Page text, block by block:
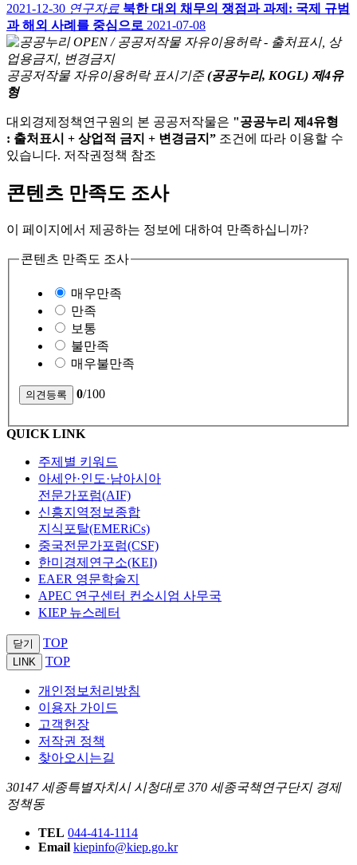
2021-12-30 연구자료 북한 대외 채무의 쟁점과 과제: 국제 규범
과 해외 사례를 중심으로 2021-07-08
공공저작물 자유이용허락 표시기준 (공공누리, KOGL) 제4유
형
대외경제정책연구원의 본 공공저작물은 "공공누리 제4유형
: 출처표시 + 상업적 금지 + 변경금지” 조건에 따라 이용할 수
있습니다. 저작권정책 참조
콘텐츠 만족도 조사
이 페이지에서 제공하는 정보에 대하여 만족하십니까?
콘텐츠 만족도 조사
매우만족
만족
보통
불만족
매우불만족
0/100
QUICK LINK
주제별 키워드
아세안·인도·남아시아
전문가포럼(AIF)
신흥지역정보종합
지식포탈(EMERiCs)
중국전문가포럼(CSF)
한미경제연구소(KEI)
EAER 영문학술지
APEC 연구센터 컨소시엄 사무국
KIEP 뉴스레터
닫기 TOP
LINK TOP
개인정보처리방침
이용자 가이드
고객헌장
저작권 정책
찾아오시는길
30147 세종특별자치시 시청대로 370 세종국책연구단지 경제
정책동
TEL 044-414-1114
Email kiepinfo@kiep.go.kr